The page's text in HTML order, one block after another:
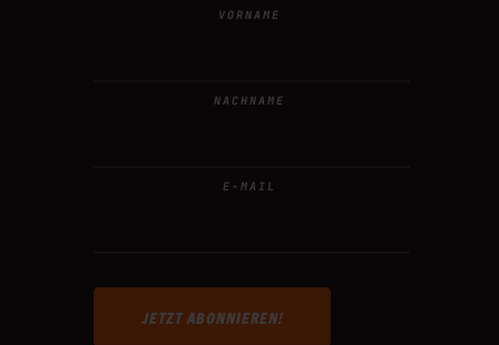
VORNAME
NACHNAME
E-MAIL